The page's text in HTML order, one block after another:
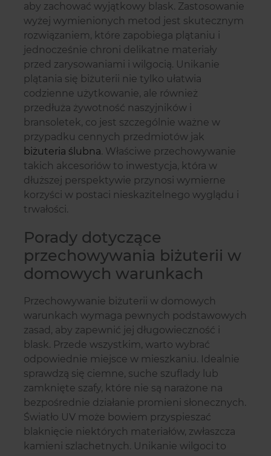
aby zachować wyjątkowy blask. Zastosowanie
wyżej wymienionych metod jest skutecznym
rozwiązaniem, które zapobiega plątaniu i
jednocześnie chroni delikatne materiały
przed zarysowaniami i wilgocią. Unikanie
plątania się biżuterii nie tylko ułatwia
codzienne użytkowanie, ale również
przedłuża żywotność naszyjników i
bransoletek, co jest szczególnie ważne w
przypadku cennych przedmiotów jak
biżuteria ślubna. Właściwe przechowywanie
takich akcesoriów to inwestycja, która w
dłuższej perspektywie przynosi wymierne
korzyści w postaci nieskazitelnego wyglądu i
trwałości.
Porady dotyczące
przechowywania biżuterii w
domowych warunkach
Przechowywanie biżuterii w domowych
warunkach wymaga pewnych podstawowych
zasad, aby zapewnić jej długowieczność i
blask. Przede wszystkim, warto wybrać
odpowiednie miejsce w mieszkaniu. Idealnie
sprawdzą się ciemne, suche szuflady lub
zamknięte szafy, które nie są narażone na
bezpośrednie działanie promieni słonecznych.
Światło UV może bowiem przyspieszać
blaknięcie niektórych materiałów, zwłaszcza
kamieni szlachetnych. Unikanie wilgoci to